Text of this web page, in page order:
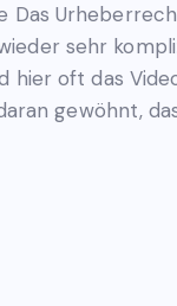
Das
sehr
hier oft das
gewöhnt,